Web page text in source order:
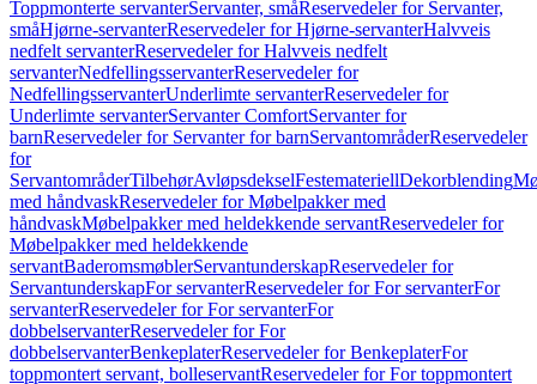
Toppmonterte servanterServanter, småReservedeler for Servanter,
småHjørne-servanterReservedeler for Hjørne-servanterHalvveis
nedfelt servanterReservedeler for Halvveis nedfelt
servanterNedfellingsservanterReservedeler for
NedfellingsservanterUnderlimte servanterReservedeler for
Underlimte servanterServanter ComfortServanter for
barnReservedeler for Servanter for barnServantområderReservedeler
for
ServantområderTilbehørAvløpsdekselFestemateriellDekorblending
med håndvaskReservedeler for Møbelpakker med
håndvaskMøbelpakker med heldekkende servantReservedeler for
Møbelpakker med heldekkende
servantBaderomsmøblerServantunderskapReservedeler for
ServantunderskapFor servanterReservedeler for For servanterFor
servanterReservedeler for For servanterFor
dobbelservanterReservedeler for For
dobbelservanterBenkeplaterReservedeler for BenkeplaterFor
toppmontert servant, bolleservantReservedeler for For toppmontert